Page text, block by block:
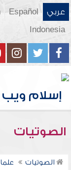
عربي Español
Indonesia
الصوتيات
الصوتيات